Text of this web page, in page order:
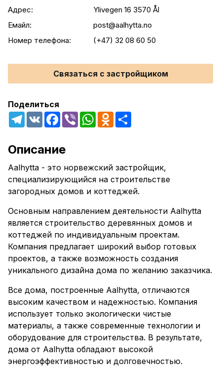
Адрес:
Ylivegen 16 3570 Ål
Емайл:
post@aalhytta.no
Номер телефона:
(+47) 32 08 60 50
Связаться с застройщиком
Поделиться
Telegram
VK Facebook
Viber WhatsAppOdnoklassniki
Описание
Aalhytta - это норвежский застройщик,
специализирующийся на строительстве
загородных домов и коттеджей.
Основным направлением деятельности Aalhytta
является строительство деревянных домов и
коттеджей по индивидуальным проектам.
Компания предлагает широкий выбор готовых
проектов, а также возможность создания
уникального дизайна дома по желанию заказчика.
Все дома, построенные Aalhytta, отличаются
высоким качеством и надежностью. Компания
использует только экологически чистые
материалы, а также современные технологии и
оборудование для строительства. В результате,
дома от Aalhytta обладают высокой
энергоэффективностью и долговечностью.